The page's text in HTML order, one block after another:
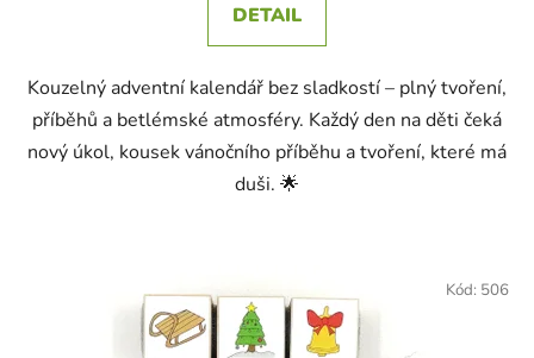
DETAIL
Kouzelný adventní kalendář bez sladkostí – plný tvoření,
příběhů a betlémské atmosféry. Každý den na děti čeká
nový úkol, kousek vánočního příběhu a tvoření, které má
duši. 🌟
Kód: 506